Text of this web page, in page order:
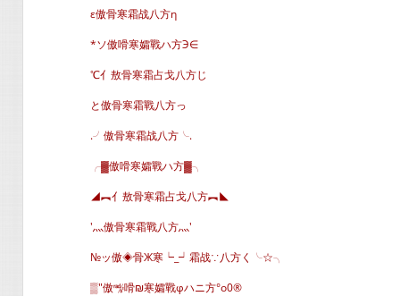
ε傲骨寒霜战八方η
*ソ傲嗗寒孀戰ハ方Э∈
℃亻敖骨寒霜占戈八方じ
と傲骨寒霜戰八方っ
.╯傲骨寒霜战八方╰.
╭▓傲嗗寒孀戰ハ方▓╮
◢︻亻敖骨寒霜占戈八方︻◣
′灬傲骨寒霜戰八方灬′
№ッ傲◈骨Ж寒┕_┙霜战∵八方く╰☆╮
▒″傲㎯嗗₪寒孀戰φハニ方°o0®